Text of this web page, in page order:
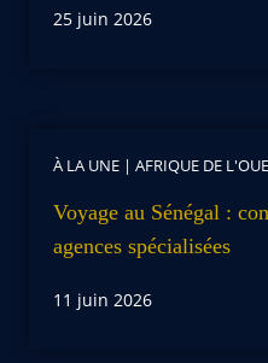
25 juin 2026
À LA UNE | AFRIQUE DE
Voyage au Sénégal :
agences spécialisées
11 juin 2026